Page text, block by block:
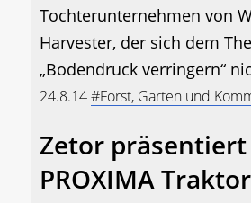
Tochterunternehmen von
Harvester, der sich dem
„Bodendruck verringern“
24.8.14#Forst, Garten und
Zetor präsentiert
PROXIMA